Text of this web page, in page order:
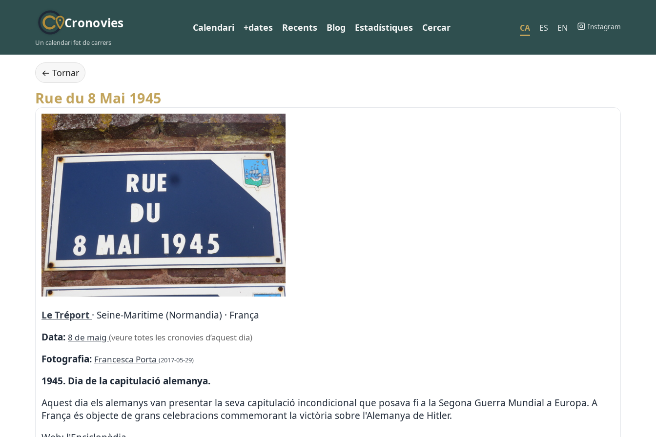
Cronovies
Un calendari fet de carrers
Calendari +dates Recents Blog Estadístiques Cercar CA ES EN Instagram
← Tornar
Rue du 8 Mai 1945
Le Tréport · Seine-Maritime (Normandia) · França
Data: 8 de maig (veure totes les cronovies d’aquest dia)
Fotografia: Francesca Porta (2017-05-29)
1945. Dia de la capitulació alemanya.
Aquest dia els alemanys van presentar la seva capitulació incondicional que posava fi a la Segona Guerra Mundial a Europa. A
França és objecte de grans celebracions commemorant la victòria sobre l'Alemanya de Hitler.